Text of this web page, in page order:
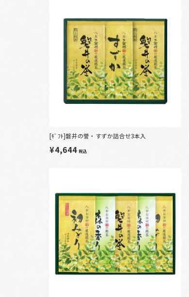
[ｷﾞﾌﾄ]磐井の誉・すずか詰合せ3本入
¥4,644税込